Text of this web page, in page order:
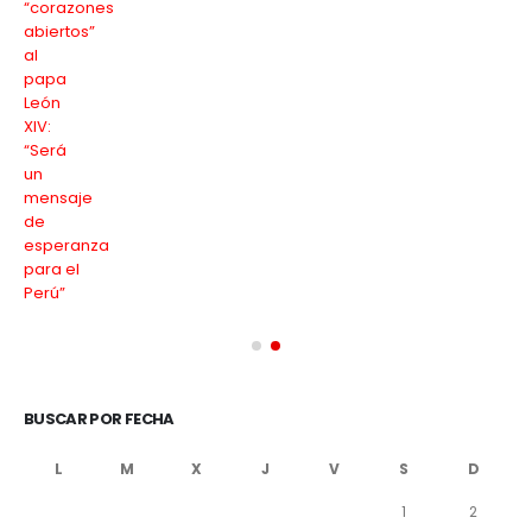
BUSCAR POR FECHA
L M X J V S D
1 2